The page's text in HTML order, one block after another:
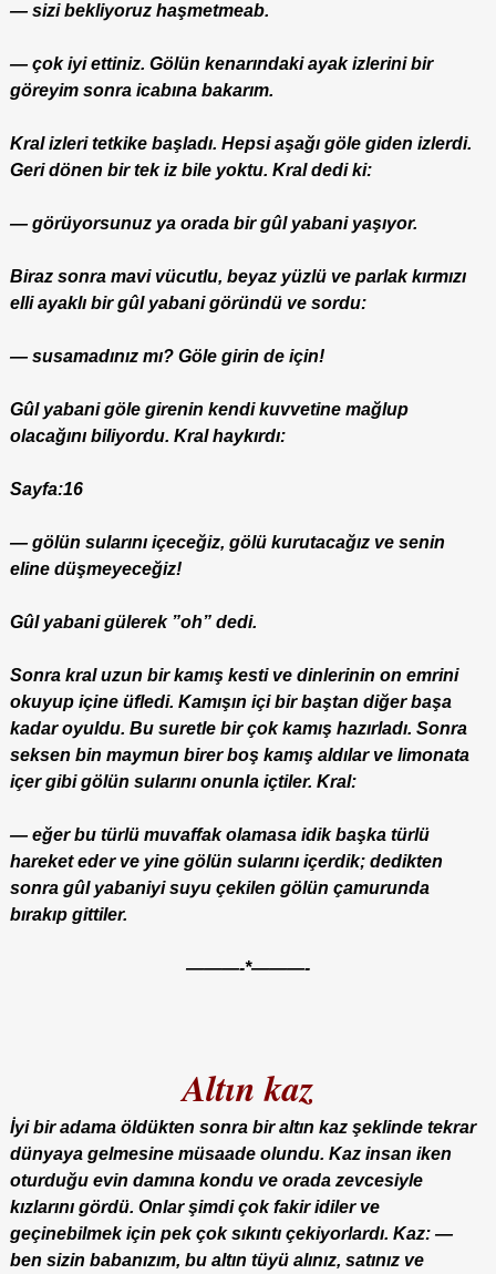
— sizi bekliyoruz haşmetmeab.
— çok iyi ettiniz. Gölün kenarındaki ayak izlerini bir
göreyim sonra icabına bakarım.
Kral izleri tetkike başladı. Hepsi aşağı göle giden izlerdi.
Geri dönen bir tek iz bile yoktu. Kral dedi ki:
— görüyorsunuz ya orada bir gûl yabani yaşıyor.
Biraz sonra mavi vücutlu, beyaz yüzlü ve parlak kırmızı
elli ayaklı bir gûl yabani göründü ve sordu:
— susamadınız mı? Göle girin de için!
Gûl yabani göle girenin kendi kuvvetine mağlup
olacağını biliyordu. Kral haykırdı:
Sayfa:16
— gölün sularını içeceğiz, gölü kurutacağız ve senin
eline düşmeyeceğiz!
Gûl yabani gülerek ”oh” dedi.
Sonra kral uzun bir kamış kesti ve dinlerinin on emrini
okuyup içine üfledi. Kamışın içi bir baştan diğer başa
kadar oyuldu. Bu suretle bir çok kamış hazırladı. Sonra
seksen bin maymun birer boş kamış aldılar ve limonata
içer gibi gölün sularını onunla içtiler. Kral:
— eğer bu türlü muvaffak olamasa idik başka türlü
hareket eder ve yine gölün sularını içerdik; dedikten
sonra gûl yabaniyi suyu çekilen gölün çamurunda
bırakıp gittiler.
———-*———-
Altın kaz
İyi bir adama öldükten sonra bir altın kaz şeklinde tekrar
dünyaya gelmesine müsaade olundu. Kaz insan iken
oturduğu evin damına kondu ve orada zevcesiyle
kızlarını gördü. Onlar şimdi çok fakir idiler ve
geçinebilmek için pek çok sıkıntı çekiyorlardı. Kaz: —
ben sizin babanızım, bu altın tüyü alınız, satınız ve